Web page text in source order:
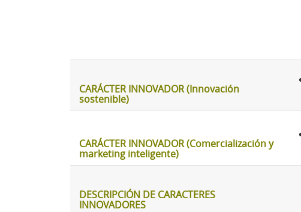
CARÁCTER INNOVADOR (Innovación
sostenible)
CARÁCTER INNOVADOR (Comercialización y
marketing inteligente)
DESCRIPCIÓN DE CARACTERES
INNOVADORES